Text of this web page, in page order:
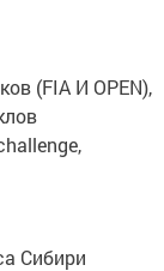
(FIA И OPEN),
Сибири